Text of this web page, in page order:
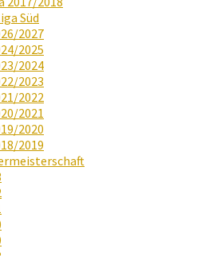
Süd
2027
2025
2024
2023
2022
2021
2020
2019